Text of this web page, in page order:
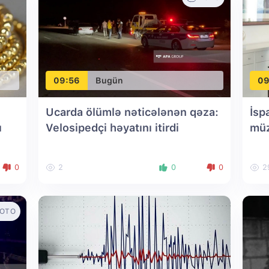
0
09:56 Bugün
Ucarda ölümlə nəticələnən qəza:
Velosipedçi həyatını itirdi
2 0 0